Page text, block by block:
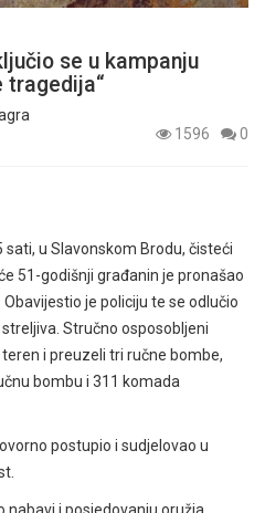
se u kampanju
tragedija“
1596
0
sati, u Slavonskom Brodu, čisteći
51-godišnji građanin je pronašao
je policiju te se odlučio
Stručno osposobljeni
i preuzeli tri ručne bombe,
bombu i 311 komada
postupio i sudjelovao u
nabavi i posjedovanju oružja